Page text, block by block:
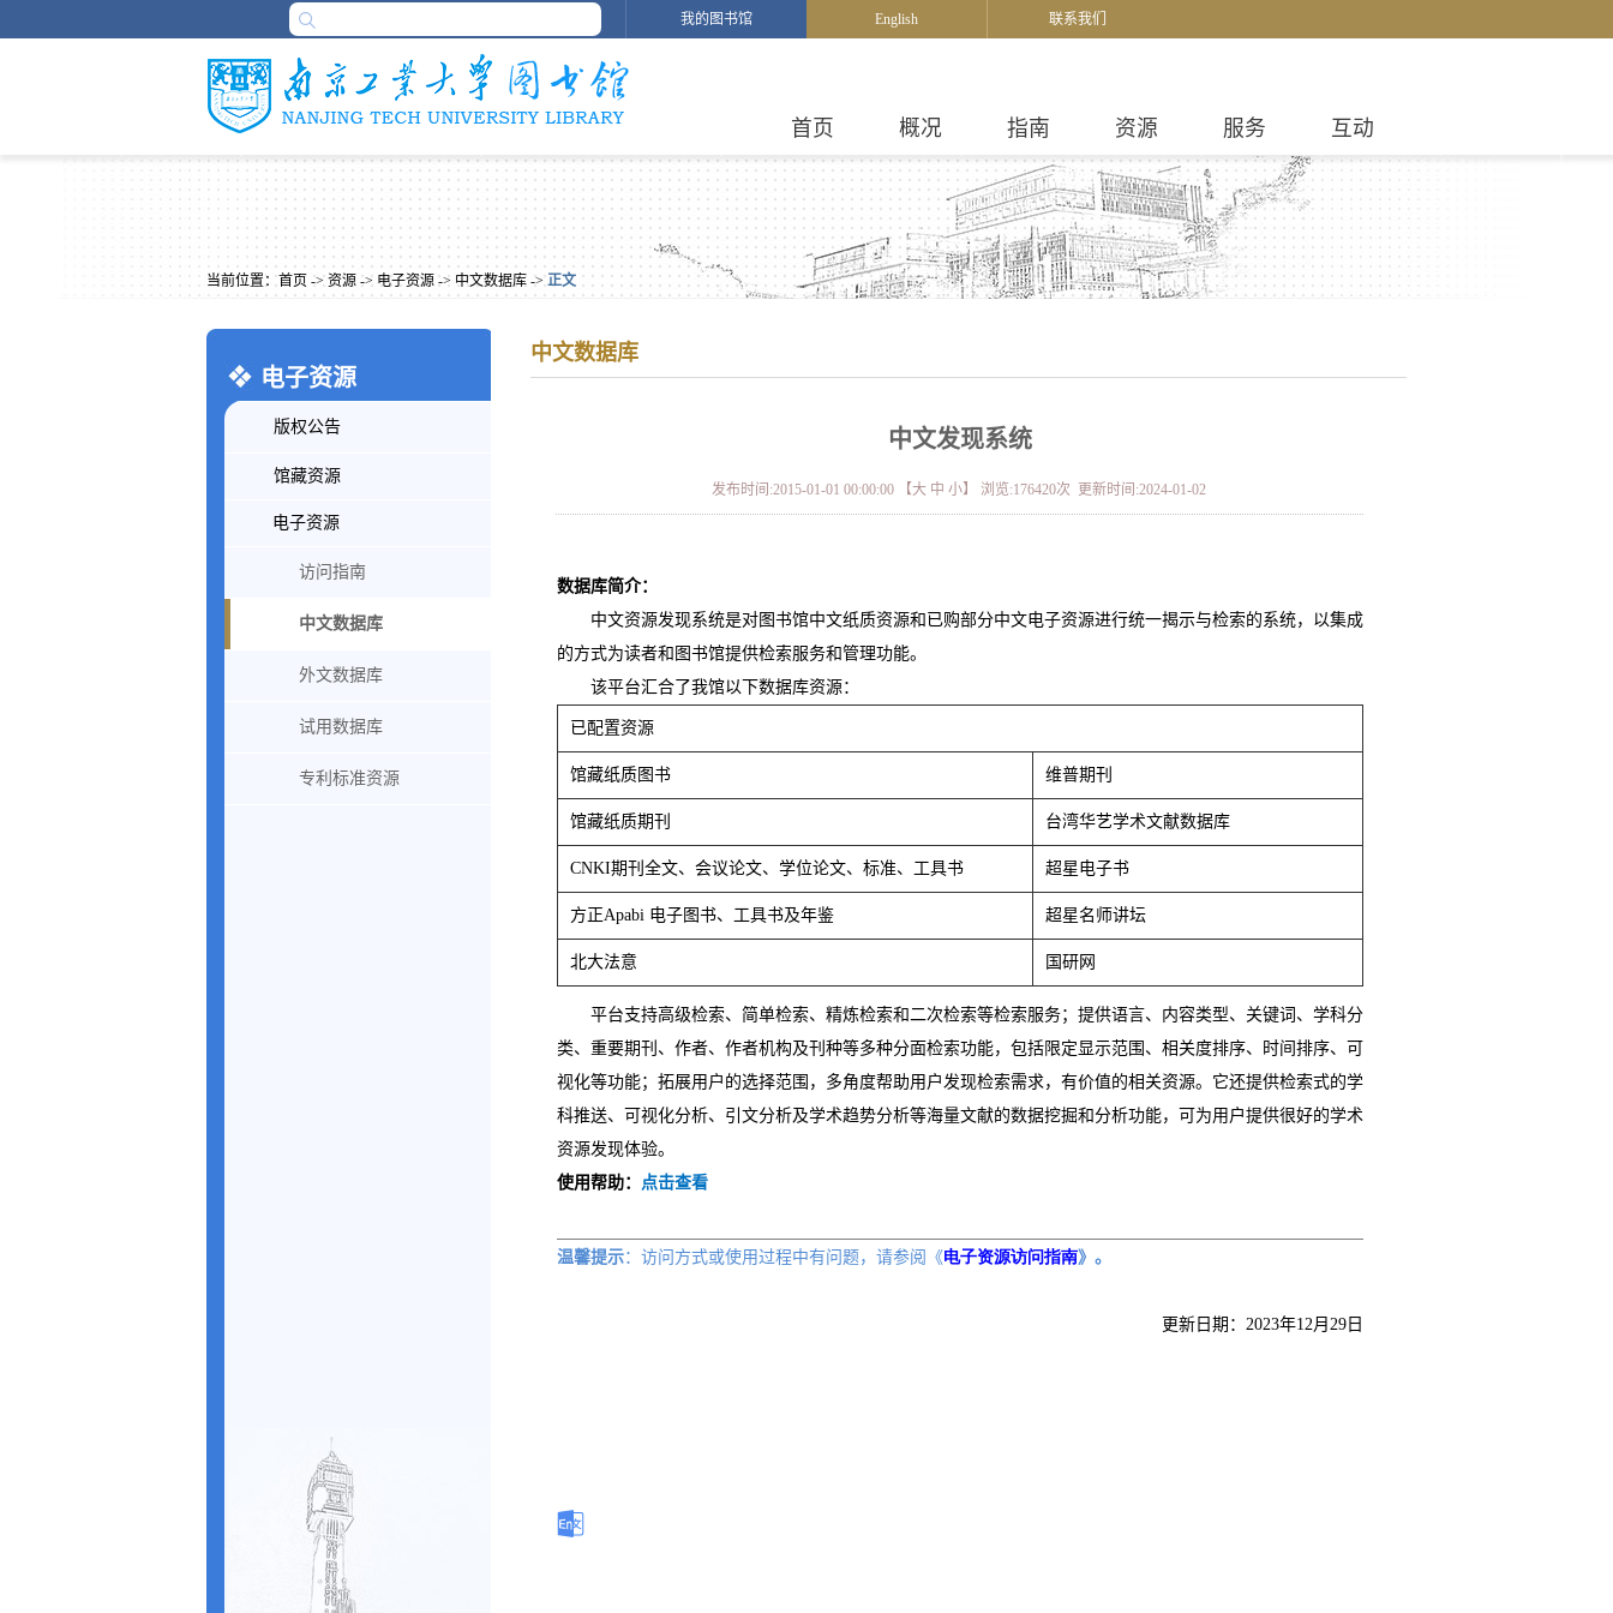
我的图书馆 English 联系我们
首页 概况 指南 资源 服务 互动
当前位置： 首页 -> 资源 -> 电子资源 -> 中文数据库 -> 正文
中文数据库
中文发现系统
发布时间:2015-01-01 00:00:00 【大 中 小】 浏览:176420次 更新时间:2024-01-02
数据库简介：
中文资源发现系统是对图书馆中文纸质资源和已购部分中文电子资源进行统一揭示与检索的系统，以集成
的方式为读者和图书馆提供检索服务和管理功能。
该平台汇合了我馆以下数据库资源：
已配置资源
馆藏纸质图书 维普期刊
馆藏纸质期刊 台湾华艺学术文献数据库
CNKI期刊全文、会议论文、学位论文、标准、工具书 超星电子书
方正Apabi 电子图书、工具书及年鉴 超星名师讲坛
北大法意 国研网
平台支持高级检索、简单检索、精炼检索和二次检索等检索服务；提供语言、内容类型、关键词、学科分
类、重要期刊、作者、作者机构及刊种等多种分面检索功能，包括限定显示范围、相关度排序、时间排序、可
视化等功能；拓展用户的选择范围，多角度帮助用户发现检索需求，有价值的相关资源。它还提供检索式的学
科推送、可视化分析、引文分析及学术趋势分析等海量文献的数据挖掘和分析功能，可为用户提供很好的学术
资源发现体验。
使用帮助： 点击查看
温馨提示：访问方式或使用过程中有问题，请参阅《电子资源访问指南》。
更新日期：2023年12月29日
电子资源
版权公告
馆藏资源
电子资源
访问指南
中文数据库
外文数据库
试用数据库
专利标准资源